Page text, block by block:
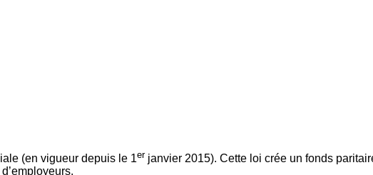
(en vigueur depuis le 1er janvier 2015). Cette loi crée un fonds